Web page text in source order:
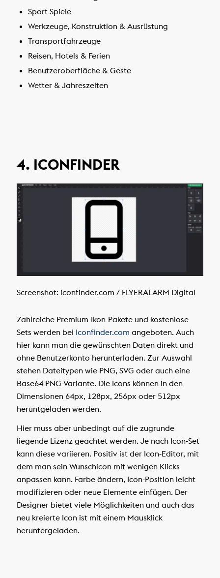
Sport Spiele
Werkzeuge, Konstruktion & Ausrüstung
Transportfahrzeuge
Reisen, Hotels & Ferien
Benutzeroberfläche & Geste
Wetter & Jahreszeiten
4. ICONFINDER
Screenshot: iconfinder.com / FLYERALARM Digital
Zahlreiche Premium-Ikon-Pakete und kostenlose
Sets werden bei Iconfinder.com angeboten. Auch
hier kann man die gewünschten Daten direkt und
ohne Benutzerkonto herunterladen. Zur Auswahl
stehen Dateitypen wie PNG, SVG oder auch eine
Base64 PNG-Variante. Die Icons können in den
Dimensionen 64px, 128px, 256px oder 512px
heruntgeladen werden.
Hier muss aber unbedingt auf die zugrunde
liegende Lizenz geachtet werden. Je nach Icon-Set
kann diese variieren. Positiv ist der Icon-Editor, mit
dem man sein Wunschicon mit wenigen Klicks
anpassen kann. Farbe ändern, Icon-Position leicht
modifizieren oder neue Elemente einfügen. Der
Designer bietet viele Möglichkeiten und auch das
neu kreierte Icon ist mit einem Mausklick
heruntergeladen.